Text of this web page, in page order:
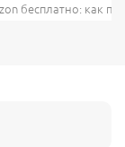
бесплатно: как